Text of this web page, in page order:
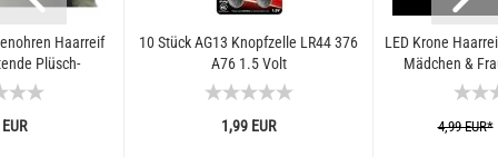
Haarreif
Plüsch-
Ohren...
10 Stück AG13 Knopfzelle LR44 376
A76 1.5 Volt
1,99 EUR
LED Krone
Mädchen &
4,99 EUR*